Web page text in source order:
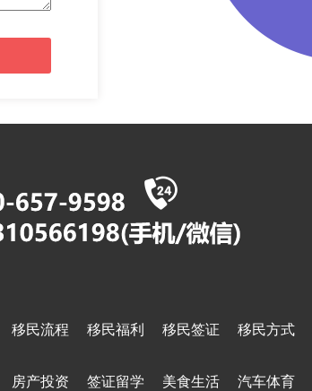
移民流程 移民福利 移民签证 移民方式
房产投资 签证留学 美食生活 汽车体育